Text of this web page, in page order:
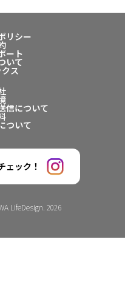
リシー
ート
いて
ス
信について
ついて
ェック！
LifeDesign. 2026